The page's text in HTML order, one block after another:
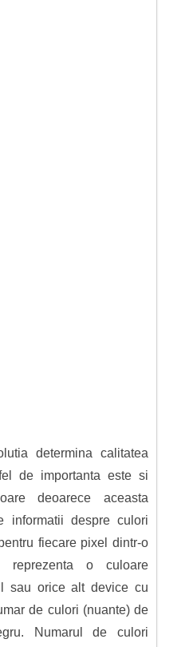
determina calitatea
de importanta este si
deoarece aceasta
informatii despre culori
fiecare pixel dintr-o
reprezenta o culoare
sau orice alt device cu
de culori (nuante) de
Numarul de culori